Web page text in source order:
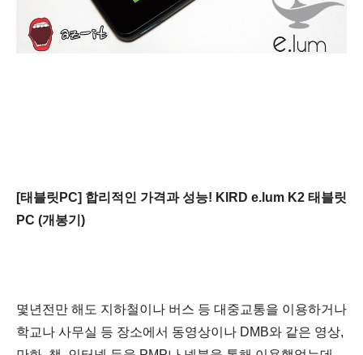
[태블릿PC] 합리적인 가격과 성능! KIRD e.lum K2 태블릿
PC (개봉기)
몇년전만 해도 지하철이나 버스 등 대중교통을 이용하거나
학교나 사무실 등 장소에서 동영상이나 DMB와 같은 영상,